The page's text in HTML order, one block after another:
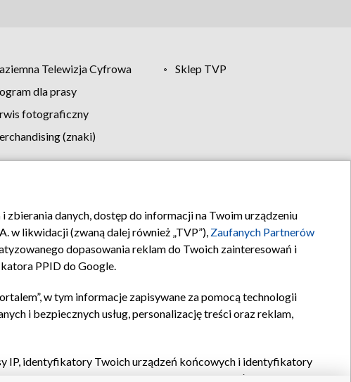
Telewizja Cyfrowa
Sklep TVP
dla prasy
fotograficzny
(znaki)
reklamy Kontakt
danych, dostęp do informacji na Twoim urządzeniu
w likwidacji (zwaną dalej również „TVP”), Zaufanych Partnerów
dopasowania reklam do Twoich zainteresowań i
PPID do Google.
w tym informacje zapisywane za pomocą technologii
i bezpiecznych usług, personalizację treści oraz reklam,
IP, identyfikatory Twoich urządzeń końcowych i identyfikatory
oraz pozostałych